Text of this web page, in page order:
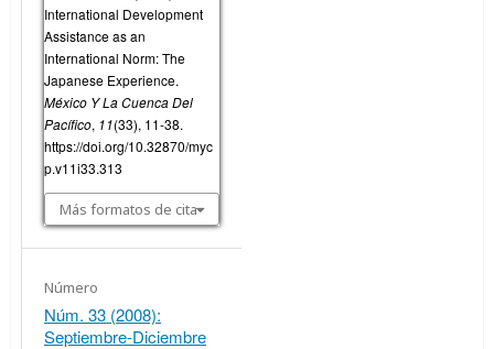
International Development
Assistance as an
International Norm: The
Japanese Experience.
México Y La Cuenca Del
Pacífico, 11(33), 11-38.
https://doi.org/10.32870/myc
p.v11i33.313
Más formatos de cita
Número
Núm. 33 (2008):
Septiembre-Diciembre